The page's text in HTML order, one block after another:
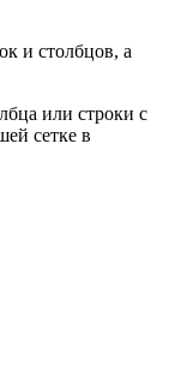
и столбцов, а
или строки с
сетке в